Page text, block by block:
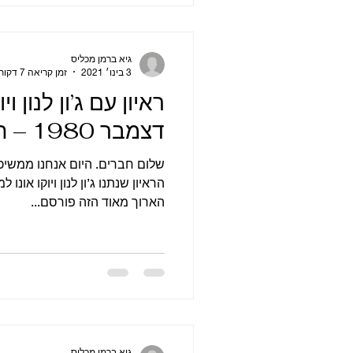
ראיון עם ג’ון לנון
דצמבר 1980 – חלק 2
שלום חברים. היום אנחנו
הארוך מאוד הזה פורסם...
גיא ברמן מכליס
3 בינו׳ 2021
זמן קריאה 7 דקות